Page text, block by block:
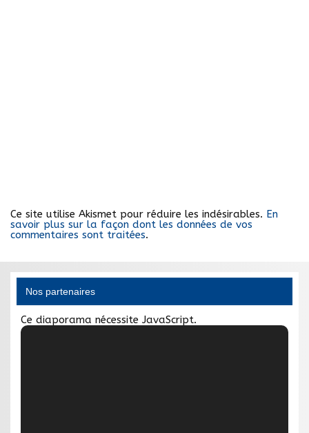
Ce site utilise Akismet pour réduire les indésirables. En
savoir plus sur la façon dont les données de vos
commentaires sont traitées.
Nos partenaires
Ce diaporama nécessite JavaScript.